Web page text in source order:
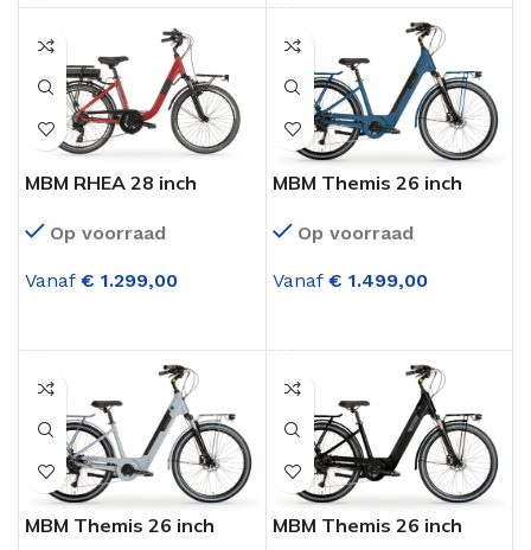
MBM RHEA 28 inch
achterwielmotor 7
Op voorraad
Vanaf € 1.299,00
MBM Themis 26 inch
Op voorraad
Vanaf € 1.499,00
MBM Themis 26 inch
MBM Themis 26 inch